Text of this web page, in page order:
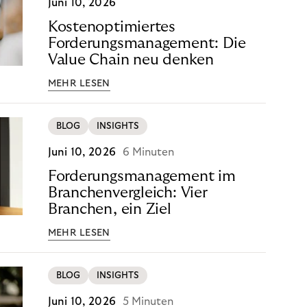
Juni 10, 2026
Kostenoptimiertes
Forderungsmanagement: Die
Value Chain neu denken
MEHR LESEN
BLOG INSIGHTS
Juni 10, 2026 6 Minuten
Forderungsmanagement im
Branchenvergleich: Vier
Branchen, ein Ziel
MEHR LESEN
BLOG INSIGHTS
Juni 10, 2026 5 Minuten